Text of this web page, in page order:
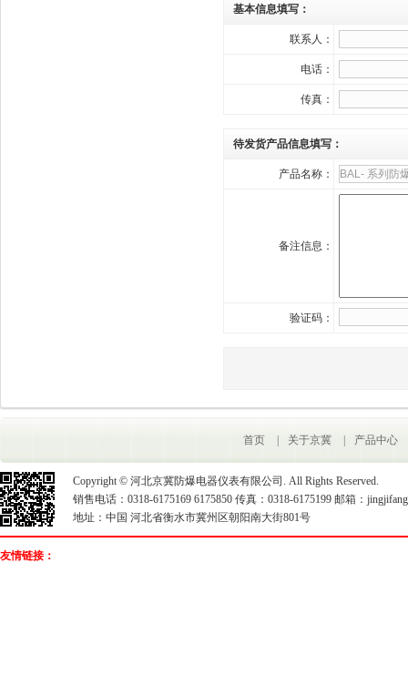
基本信息填写：
联系人：
电话：
传真：
待发货产品信息填写：
产品名称：
备注信息：
验证码：
首页 关于京冀 产品中心
Copyright © 河北京冀防爆电器仪表有限公司. All Rights Reserved.
销售电话：0318-6175169 6175850 传真：0318-6175199 邮箱：
地址：中国 河北省衡水市冀州区朝阳南大街801号
友情链接：